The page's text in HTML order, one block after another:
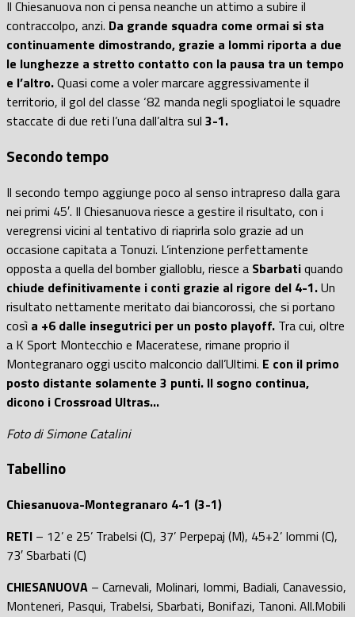
Il Chiesanuova non ci pensa neanche un attimo a subire il
contraccolpo, anzi. Da grande squadra come ormai si sta
continuamente dimostrando, grazie a Iommi riporta a due
le lunghezze a stretto contatto con la pausa tra un tempo
e l’altro.Quasi come a voler marcare aggressivamente il
territorio, il gol del classe ‘82 manda negli spogliatoi le squadre
staccate di due reti l’una dall’altra sul 3-1.
Secondo tempo
Il secondo tempo aggiunge poco al senso intrapreso dalla gara
nei primi 45′. Il Chiesanuova riesce a gestire il risultato, con i
veregrensi vicini al tentativo di riaprirla solo grazie ad un
occasione capitata a Tonuzi. L’intenzione perfettamente
opposta a quella del bomber gialloblu, riesce a Sbarbatiquando
chiude definitivamente i conti grazie al rigore del 4-1.Un
risultato nettamente meritato dai biancorossi, che si portano
così a +6 dalle insegutrici per un posto playoff. Tra cui, oltre
a K Sport Montecchio e Maceratese, rimane proprio il
Montegranaro oggi uscito malconcio dall’Ultimi. E con il primo
posto distante solamente 3 punti. Il sogno continua,
dicono i Crossroad Ultras…
Foto di Simone Catalini
Tabellino
Chiesanuova-Montegranaro 4-1 (3-1)
RETI – 12’ e 25’ Trabelsi (C), 37’ Perpepaj (M), 45+2’ Iommi (C),
73′ Sbarbati (C)
CHIESANUOVA – Carnevali, Molinari, Iommi, Badiali, Canavessio,
Monteneri, Pasqui, Trabelsi, Sbarbati, Bonifazi, Tanoni. All.Mobili